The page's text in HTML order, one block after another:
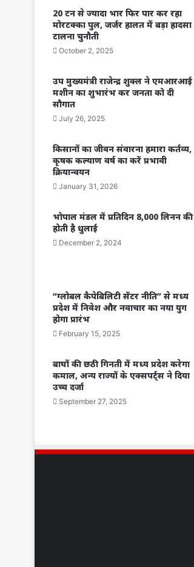
20 टन से ज्यादा भार फिर पार कर रहा
मोरटक्का पुल, जर्जर हालत में बड़ा हादसा
टालना चुनौती
October 2, 2025
उप मुख्यमंत्री राजेन्द्र शुक्ल ने एमआरआई
मशीन का शुभारंभ कर जनता को दी
सौगात
July 26, 2025
किसानों का जीवन संवारना हमारा कर्तव्य,
कृषक कल्याण वर्ष का करें प्रभावी
क्रियान्वयन
January 31, 2026
भोपाल मंडल में प्रतिदिन 8,000 लिनन की
होती है धुलाई
December 2, 2024
“ग्लोबल कैपेबिलिटी सेंटर नीति” से मध्य
प्रदेश में निवेश और नवाचार का नया युग
होगा प्रारंभ
February 15, 2025
बाघों की छठी गिनती में मध्य प्रदेश करेगा
कमाल, अन्य राज्यों के एक्सपर्ट्स ने दिया
उच्च दर्जा
September 27, 2025